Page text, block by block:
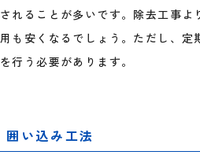
されることが多いです。除去工事よ
用も安くなるでしょう。ただし、定
を行う必要があります。
囲い込み工法